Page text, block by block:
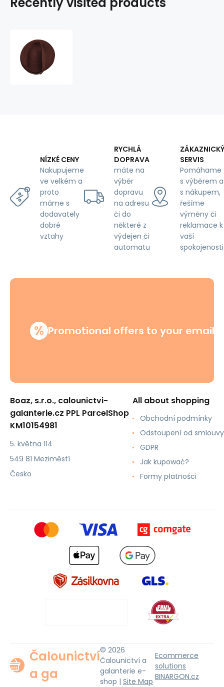
NÍZKÉ CENY
Nakupujeme
ve velkém a
proto
máme s
dodavately
dobré
vztahy
RYCHLÁ
DOPRAVA
máte na
výběr
dopravu
na adresu
či do
některé z
výdejen či
automatu
ZÁKAZNICKÝ
SERVIS
Pomáhame
s výběrem a
s nákupem,
řešíme
výměny či
reklamace k
vaší
spokojenosti
% Promotional offers to your email
Boaz, s.r.o., calounictvi-
galanterie.cz PPL ParcelShop
KM10154981
5. května 114
549 81 Meziměstí
Česko
All about shopping
Obchodní podmínky
Odstoupení od smlouvy
GDPR
Jak kupować?
Formy płatności
Čalounictví
a ga
© 2026
Čalounictví a
galanterie e-
shop | Site Map
Ecommerce
solutions
BINARGON.cz